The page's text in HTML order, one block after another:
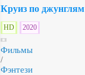
Круиз по джунглям
HD 2020
Фильмы
/
Фэнтези